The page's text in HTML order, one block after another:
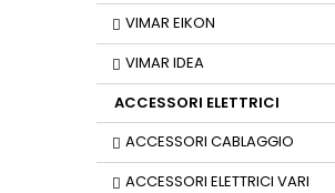
VIMAR EIKON
VIMAR IDEA
ACCESSORI ELETTRICI
ACCESSORI CABLAGGIO
ACCESSORI ELETTRICI VARI